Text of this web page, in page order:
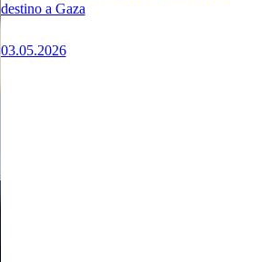
destino a Gaza
03.05.2026